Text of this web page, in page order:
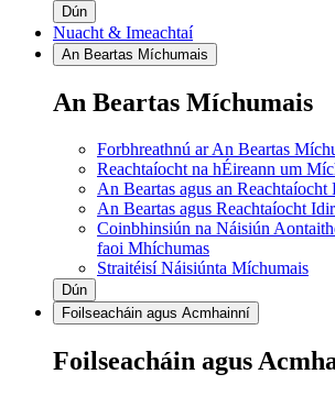
Dún
Nuacht & Imeachtaí
An Beartas Míchumais
An Beartas Míchumais
Forbhreathnú ar An Beartas
Reachtaíocht na hÉireann um
An Beartas agus an Reachtaíocht
An Beartas agus Reachtaíocht
Coinbhinsiún na Náisiún
faoi Mhíchumas
Straitéisí Náisiúnta Míchumais
Dún
Foilseacháin agus Acmhainní
Foilseacháin agus